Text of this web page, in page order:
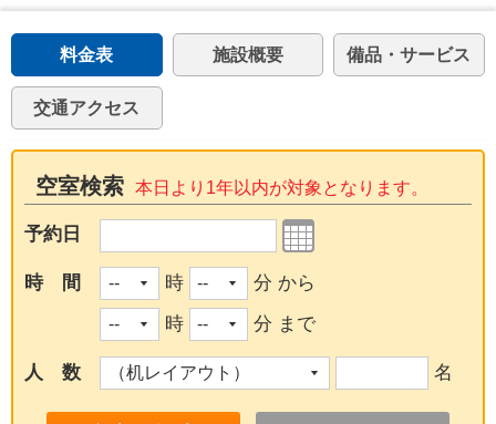
料金表 施設概要 備品・サービス
交通アクセス
空室検索 本日より1年以内が対象となります。
予約日
時 間 時
分 から
時
分 まで
人 数 名